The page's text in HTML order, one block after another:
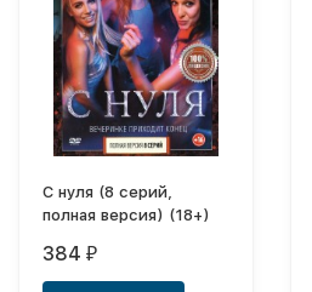
С нуля (8 серий,
полная версия) (18+)
384 ₽